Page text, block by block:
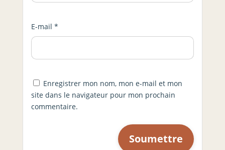
E-mail *
Enregistrer mon nom, mon e-mail et mon
site dans le navigateur pour mon prochain
commentaire.